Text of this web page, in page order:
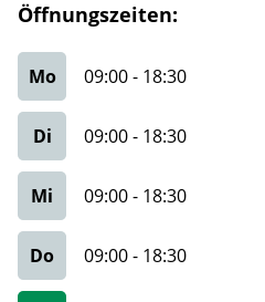
Öffnungszeiten:
Mo 09:00- 18:30
Di 09:00- 18:30
Mi 09:00- 18:30
Do 09:00- 18:30